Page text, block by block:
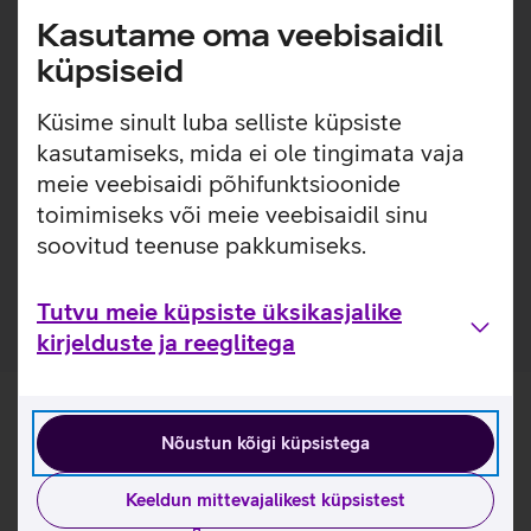
Kasutame oma veebisaidil
küpsiseid
Küsime sinult luba selliste küpsiste
kasutamiseks, mida ei ole tingimata vaja
meie veebisaidi põhifunktsioonide
toimimiseks või meie veebisaidil sinu
soovitud teenuse pakkumiseks.
Tutvu meie küpsiste üksikasjalike
kirjelduste ja reeglitega
Nõustun kõigi küpsistega
Keeldun mittevajalikest küpsistest
1 TB failide pilvesalvestusruumi
100 GB postkastiga äriklassi meiliteenuse
Täiendav info võimalustest ning tingimused:
https://www.telia.ee/ari/it-teenused/kontori-
it/microsoft-365/
Tegemist on tähtajalise lepinguga paketiga. Litsentside
arvu ei saa enne tähtaja lõppu vähendada ning kuutasu
tuleb maksta igal kuul kuni tähtajalise lepingu lõpuni.